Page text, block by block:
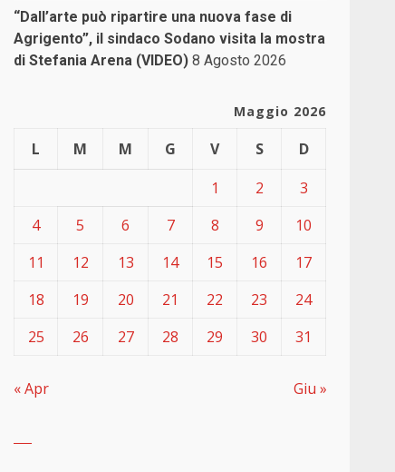
“Dall’arte può ripartire una nuova fase di
Agrigento”, il sindaco Sodano visita la mostra
di Stefania Arena (VIDEO) 8 Agosto 2026
Maggio 2026
L M M G V S
D
1
2
3
4
5 6 7 8 9
10
11
12 13 14 15 16
17
18
19 20 21 22 23
24
25
26 27 28 29 30 31
« Apr Giu »